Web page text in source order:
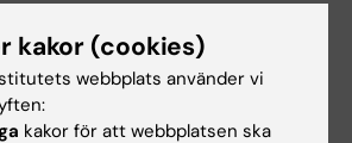
G; Sandgren J;
in 280 children with
Lagerstedt-Robinson K; Abel
Alla författare
kakor (cookies)
webbplats använder vi
kakor för att webbplatsen ska